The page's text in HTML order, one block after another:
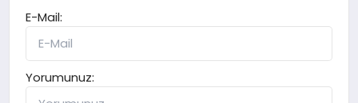
E-Mail:
Yorumunuz: